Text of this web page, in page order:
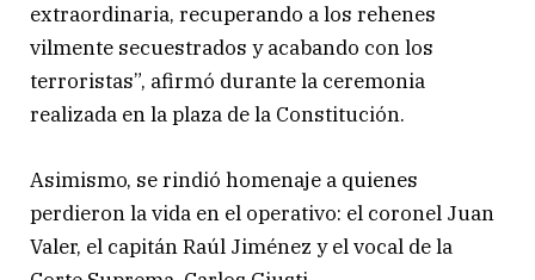
extraordinaria, recuperando a los rehenes
vilmente secuestrados y acabando con los
terroristas”, afirmó durante la ceremonia
realizada en la plaza de la Constitución.
Asimismo, se rindió homenaje a quienes
perdieron la vida en el operativo: el coronel Juan
Valer, el capitán Raúl Jiménez y el vocal de la